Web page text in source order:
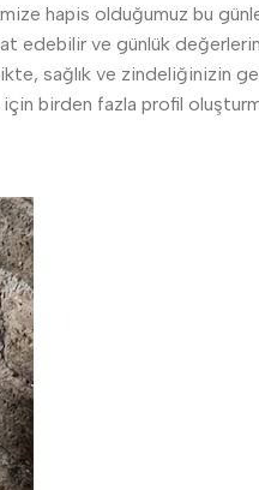
hapis olduğumuz bu
edebilir ve günlük
sağlık ve zindeliğinizin
birden fazla profil